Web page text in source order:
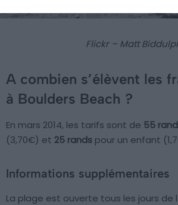
Flickr – Matt
A combien s’élèvent les
à Boulders Beach ?
En mars 2014, les tarifs sont de 55
(3,70€) et 25 rands pour un enfant
Informations supplémentaires
La plage est ouverte tous les jours de